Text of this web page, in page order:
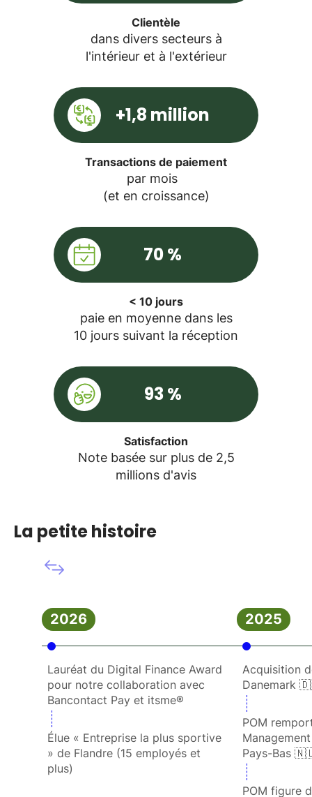
Clientèle
dans divers secteurs à
l'intérieur et à l'extérieur
+1,8 million
Transactions de paiement
par mois
(et en croissance)
70 %
< 10 jours
paie en moyenne dans les
10 jours suivant la réception
93 %
Satisfaction
Note basée sur plus de 2,5
millions d'avis
La petite histoire
2026
Lauréat du Digital Finance Award
pour notre collaboration avec
Bancontact Pay et itsme®
Élue « Entreprise la plus sportive
» de Flandre (15 employés et
plus)
2025
Acquisition
Danemark
POM
Pays-Bas
POM figure